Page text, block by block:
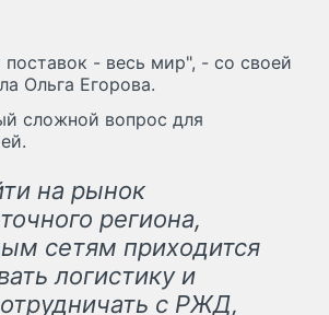
- весь мир", - со своей
Ольга Егорова.
сложной вопрос для
на рынок
региона,
сетям приходится
логистику и
с РЖД,